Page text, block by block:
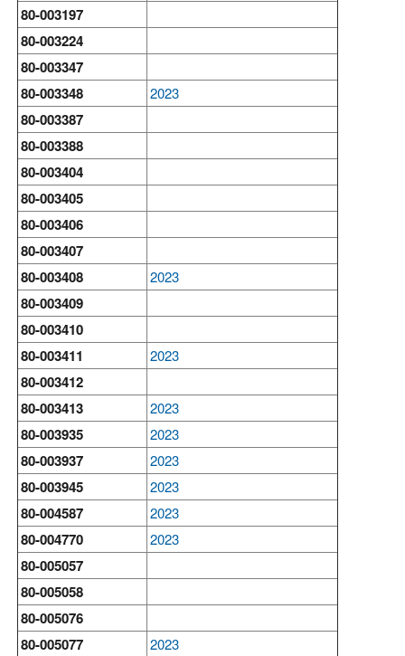
80-003197
80-003224
80-003347
80-003348
2023
80-003387
80-003388
80-003404
80-003405
80-003406
80-003407
80-003408
2023
80-003409
80-003410
80-003411
2023
80-003412
80-003413
2023
80-003935 2023
80-003937 2023
80-003945 2023
80-004587 2023
80-004770 2023
80-005057
80-005058
80-005076
80-005077
2023